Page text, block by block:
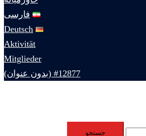
فارسی
Deutsch
Aktivität
Mitglieder
#12877 (بدون عنوان)